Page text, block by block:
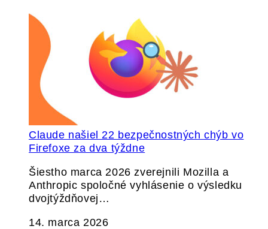
Claude našiel 22 bezpečnostných chýb vo
Firefoxe za dva týždne
Šiestho marca 2026 zverejnili Mozilla a
Anthropic spoločné vyhlásenie o výsledku
dvojtýždňovej…
14. marca 2026